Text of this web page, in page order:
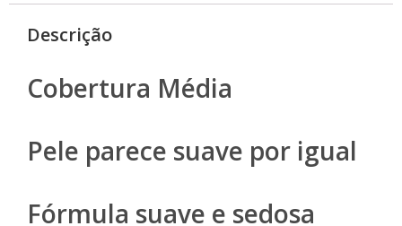
Descrição
Cobertura Média
Pele parece suave por igual
Fórmula suave e sedosa